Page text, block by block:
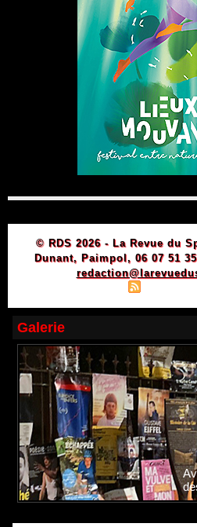
© RDS 2026 - La Revue du
Dunant, Paimpol, 06 07 51
Galerie